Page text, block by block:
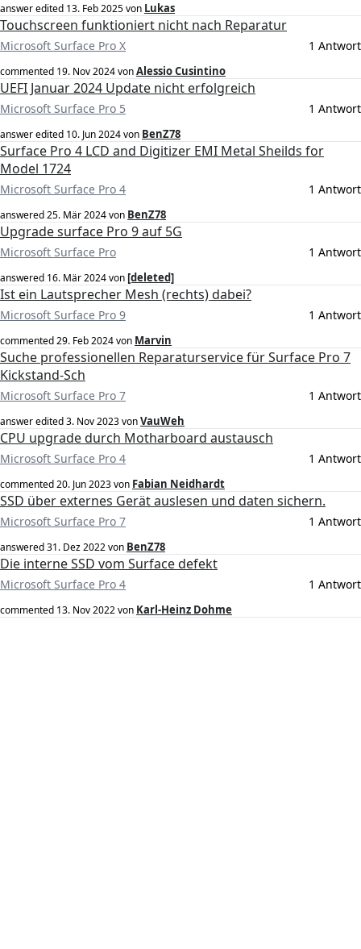
answer edited 13. Feb 2025von Lukas
Touchscreen funktioniert nicht nach Reparatur
Microsoft Surface Pro X 1 Antwort
commented 19. Nov 2024vonAlessio Cusintino
UEFI Januar 2024 Update nicht erfolgreich
Microsoft Surface Pro 5 1 Antwort
answer edited 10. Jun 2024von BenZ78
Surface Pro 4 LCD and Digitizer EMI Metal Sheilds for
Model 1724
Microsoft Surface Pro 4 1 Antwort
answered25. Mär 2024von BenZ78
Upgrade surface Pro 9 auf 5G
Microsoft Surface Pro 1 Antwort
answered 16. Mär 2024von [deleted]
Ist ein Lautsprecher Mesh (rechts) dabei?
Microsoft Surface Pro 9 1 Antwort
commented29. Feb 2024von Marvin
Suche professionellen Reparaturservice für Surface Pro 7
Kickstand-Sch
Microsoft Surface Pro 7 1 Antwort
answer edited3. Nov 2023vonVauWeh
CPU upgrade durch Motharboard austausch
Microsoft Surface Pro 4 1 Antwort
commented20. Jun 2023von Fabian Neidhardt
SSD über externes Gerät auslesen und daten sichern.
Microsoft Surface Pro 7 1 Antwort
answered31. Dez 2022von BenZ78
Die interne SSD vom Surface defekt
Microsoft Surface Pro 4 1 Antwort
commented 13. Nov 2022von Karl-Heinz Dohme